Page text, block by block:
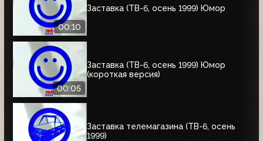
00:10
Заставка (ТВ-6, осень 1999) Юмор
00:05
Заставка (ТВ-6, осень 1999) Юмор
(короткая версия)
Заставка телемагазина (ТВ-6, осень
1999)